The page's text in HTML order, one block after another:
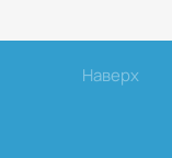
Наверх